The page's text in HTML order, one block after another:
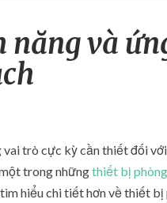
F
U
?
T
í
n
năng và
trò cực kỳ cần thiết đối
trong nhữngthiết bị
hiểu chi tiết hơn về thiết bị